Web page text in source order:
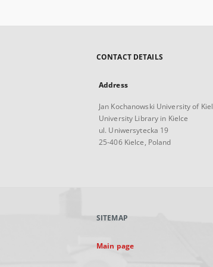
CONTACT DETAILS
Address
Jan Kochanowski University of
University Library in Kielce
ul. Uniwersytecka 19
25-406 Kielce, Poland
SITEMAP
Main page